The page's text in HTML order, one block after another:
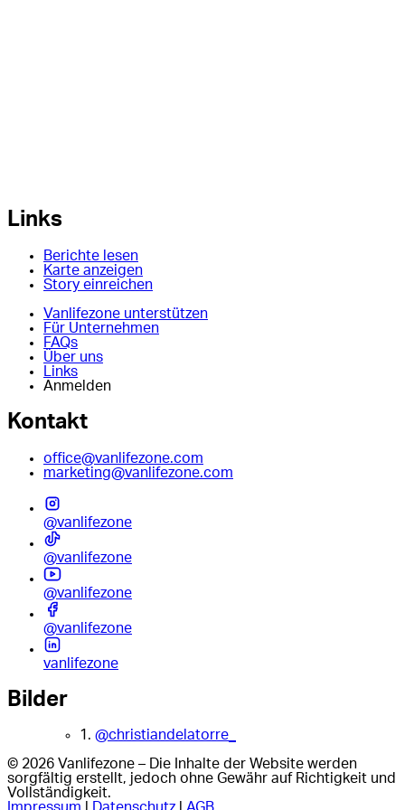
Links
Berichte lesen
Karte anzeigen
Story einreichen
Vanlifezone unterstützen
Für Unternehmen
FAQs
Über uns
Links
Anmelden
Kontakt
office@vanlifezone.com
marketing@vanlifezone.com
@vanlifezone
@vanlifezone
@vanlifezone
@vanlifezone
vanlifezone
Bilder
1. @christiandelatorre_
© 2026 Vanlifezone – Die Inhalte der Website werden
sorgfältig erstellt, jedoch ohne Gewähr auf Richtigkeit und
Vollständigkeit.